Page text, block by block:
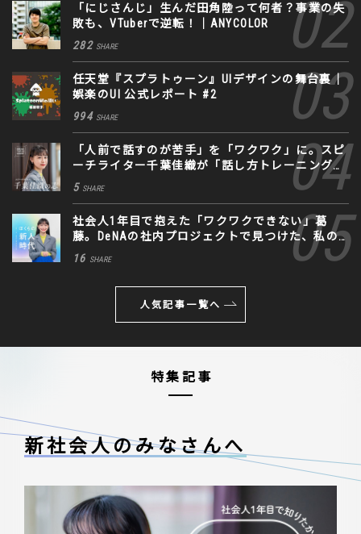
「にじさんじ」生んだ田角陸って何者？事業の失
敗も、VTuberで逆転！｜ANYCOLOR
282 SHARE
任天堂『スプラトゥーン』UIデザインの舞台裏｜
娯楽のUI 公式レポート #2
994 SHARE
「人前で話すのが苦手」を「ワクワク」に。スピ
ーチライター千葉佳織が「話し方トレーニング」
に込めた思い
5 SHARE
社会人1年目で抱えた「ワクワクできない」葛
藤。DeNAの社内プロジェクトで見つけた、私の
生きる道
16 SHARE
人気記事一覧へ
特集記事
新社会人のみなさんへ